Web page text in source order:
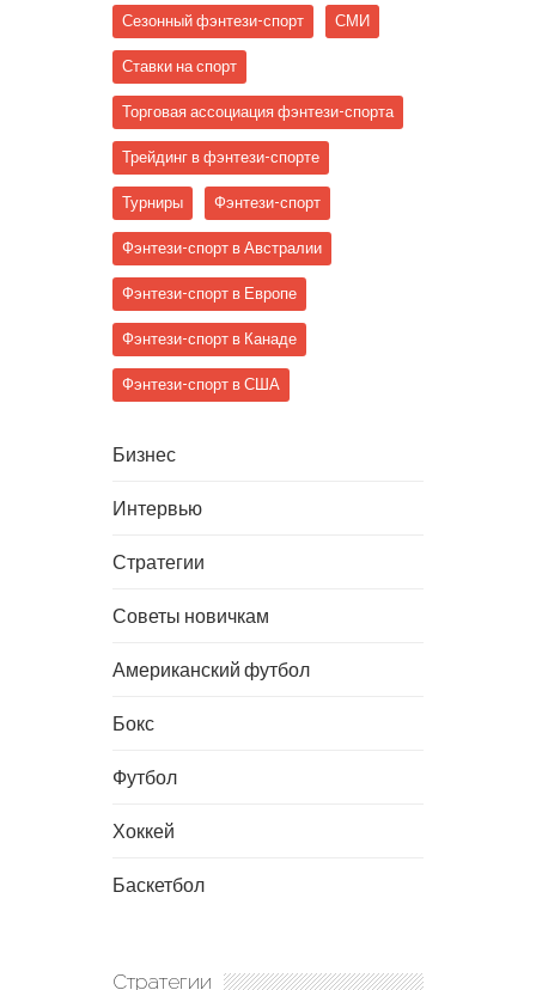
Сезонный фэнтези-спорт СМИ
Ставки на спорт
Торговая ассоциация фэнтези-спорта
Трейдинг в фэнтези-спорте
Турниры Фэнтези-спорт
Фэнтези-спорт в Австралии
Фэнтези-спорт в Европе
Фэнтези-спорт в Канаде
Фэнтези-спорт в США
Бизнес
Интервью
Стратегии
Советы новичкам
Американский футбол
Бокс
Футбол
Хоккей
Баскетбол
Стратегии